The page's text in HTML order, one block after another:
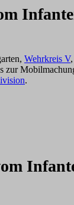
Wehrkreis V
zur
.